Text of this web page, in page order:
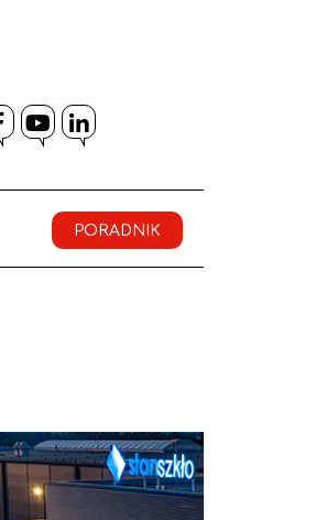
Facebook
YouTube
LinkedIn
PORADNIK